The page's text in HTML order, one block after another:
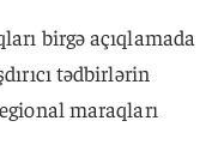
birgə açıqlamada
tədbirlərin
maraqları